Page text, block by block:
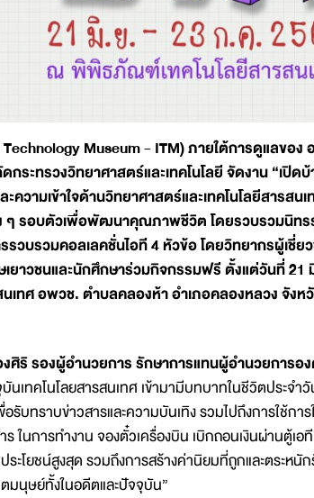
Museum - ITM) ภายใต้การดูแลของ
ทรวงวิทยาศาสตร์และเทคโนโลยี จัดงาน “เปิดบ้
วามเข้าใจด้านวิทยาศาสตร์และเทคโนโลยีสารสน
ง ๆ รอบตัวเพื่อพัฒนาคุณภาพชีวิต โดยรวบรวมนิท
วบรวมคอลเลคชั่นไอที 4 หัวข้อ โดยวิทยากรผู้เชี่ย
ยาวชนและนักศึกษาร่วมกิจกรรมฟรี ตั้งแต่วันที่ 21
ทศ อพวช. ตำบลคลองห้า อำเภอคลองหลวง จังห
ศิริ รองผู้อำนวยการ รักษาการแทนผู้อำนวยการอ
นเทคโนโลยสารสนเทศ เข้ามามีบทบาทในชีวิตประจำ
รับทราบข่าวสารและความบันเทิง รวมไปถึงการใช้กา
ในการทำงาน จองตั๋วเครื่องบิน เบิกถอนเงินผ่านตู้เอ
ประโยชน์สูงสุด รวมถึงการสร้างค่านิยมที่ถูกและตระหนั
มนุษย์ทั้งในอดีตและปัจจุบัน”